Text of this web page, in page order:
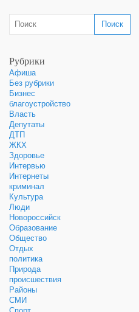
Рубрики
Афиша
Без рубрики
Бизнес
благоустройство
Власть
Депутаты
ДТП
ЖКХ
Здоровье
Интервью
Интернеты
криминал
Культура
Люди
Новороссийск
Образование
Общество
Отдых
политика
Природа
происшествия
Районы
СМИ